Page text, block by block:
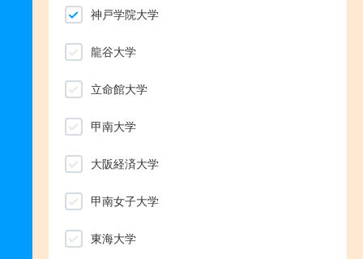
神戸学院大学
龍谷大学
立命館大学
甲南大学
大阪経済大学
甲南女子大学
東海大学